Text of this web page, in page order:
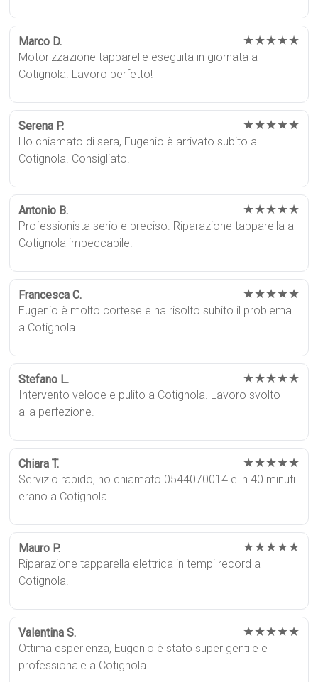
Marco D. ★★★★★
Motorizzazione tapparelle eseguita in giornata a
Cotignola. Lavoro perfetto!
Serena P. ★★★★★
Ho chiamato di sera, Eugenio è arrivato subito a
Cotignola. Consigliato!
Antonio B. ★★★★★
Professionista serio e preciso. Riparazione tapparella a
Cotignola impeccabile.
Francesca C. ★★★★★
Eugenio è molto cortese e ha risolto subito il problema
a Cotignola.
Stefano L. ★★★★★
Intervento veloce e pulito a Cotignola. Lavoro svolto
alla perfezione.
Chiara T. ★★★★★
Servizio rapido, ho chiamato 0544070014 e in 40 minuti
erano a Cotignola.
Mauro P. ★★★★★
Riparazione tapparella elettrica in tempi record a
Cotignola.
Valentina S. ★★★★★
Ottima esperienza, Eugenio è stato super gentile e
professionale a Cotignola.